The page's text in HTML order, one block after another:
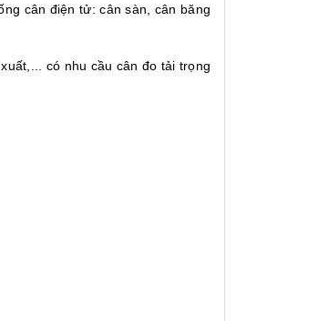
cân điện tử: cân sàn, cân băng
có nhu cầu cân đo tải trọng